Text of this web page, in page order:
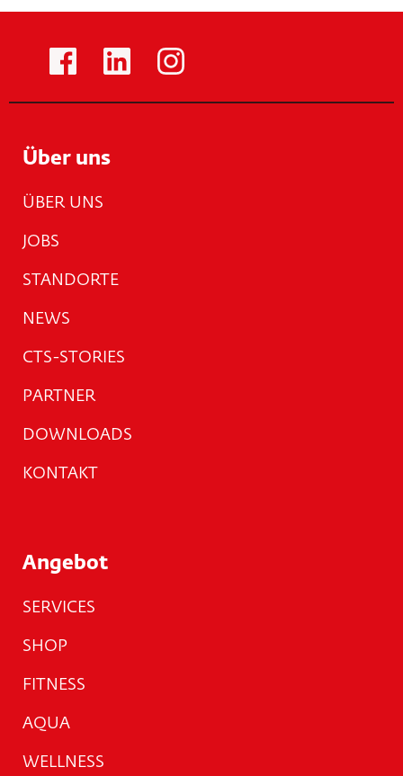
Über uns
ÜBER UNS
JOBS
STANDORTE
NEWS
CTS-STORIES
PARTNER
DOWNLOADS
KONTAKT
Angebot
SERVICES
SHOP
FITNESS
AQUA
WELLNESS